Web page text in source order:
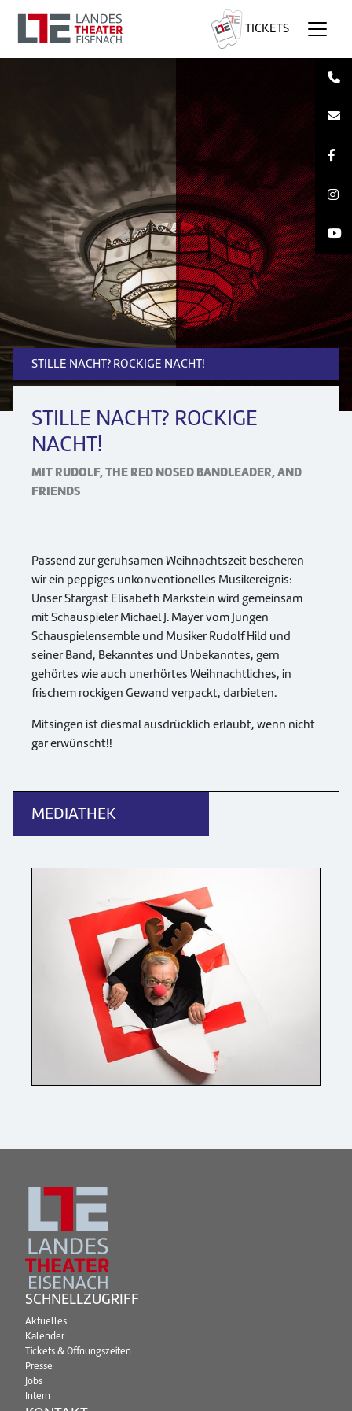
TICKETS
STILLE NACHT? ROCKIGE NACHT!
STILLE NACHT? ROCKIGE
NACHT!
MIT RUDOLF, THE RED NOSED BANDLEADER, AND
FRIENDS
Passend zur geruhsamen Weihnachtszeit bescheren
wir ein peppiges unkonventionelles Musikereignis:
Unser Stargast Elisabeth Markstein wird gemeinsam
mit Schauspieler Michael J. Mayer vom Jungen
Schauspielensemble und Musiker Rudolf Hild und
seiner Band, Bekanntes und Unbekanntes, gern
gehörtes wie auch unerhörtes Weihnachtliches, in
frischem rockigen Gewand verpackt, darbieten.
Mitsingen ist diesmal ausdrücklich erlaubt, wenn nicht
gar erwünscht!!
MEDIATHEK
SCHNELLZUGRIFF
Aktuelles
Kalender
Tickets & Öffnungszeiten
Presse
Jobs
Intern